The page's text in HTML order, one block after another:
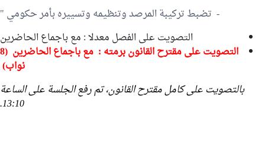
- تضبط تركيبة المرصد وتنظيمه وتسييره بأمر حكومي "
التصويت على الفصل معدلا : مع باجماع الحاضرين
التصويت على مقترح القانون برمته : مع باجماع الحاضرين (8
نواب)
بالتصويت على كامل مقترح القانون، تم رفع الجلسة على الساعة
13:10.